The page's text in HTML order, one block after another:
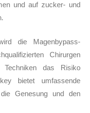
und auf zucker- und
die Magenbypass-
Chirurgen
Techniken das Risiko
bietet umfassende
Genesung und den